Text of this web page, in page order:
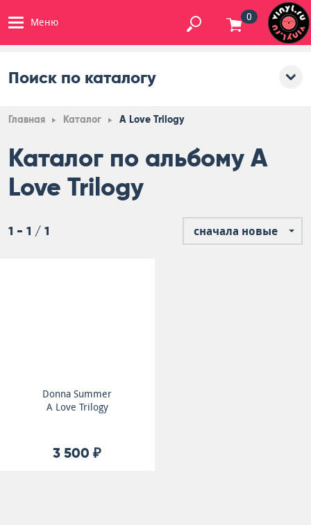
Меню 0
Поиск по каталогу
Главная Каталог A Love Trilogy
Каталог по альбому A
Love Trilogy
1 - 1 / 1 сначала новые
Donna Summer
A Love Trilogy
3 500 ₽